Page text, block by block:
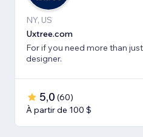
NY, US
Uxtree.com
For if you need more than
designer.
5,0 (60)
À partir de 100 $